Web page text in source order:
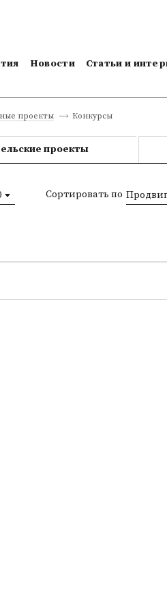
Новости Статьи и
проекты Конкурсы
проекты
Сортировать по